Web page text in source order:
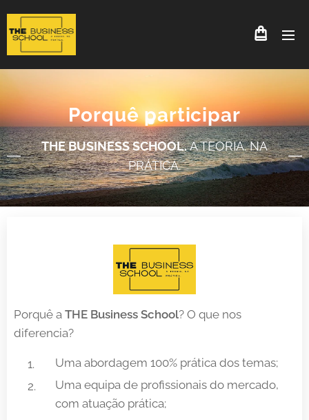
Porquê participar
THE BUSINESS SCHOOL.A TEORIA. NA
PRÁTICA.
Porquê a THE Business School? O que nos
diferencia?
Uma abordagem 100% prática dos temas;
Uma equipa de profissionais do mercado,
com atuação prática;